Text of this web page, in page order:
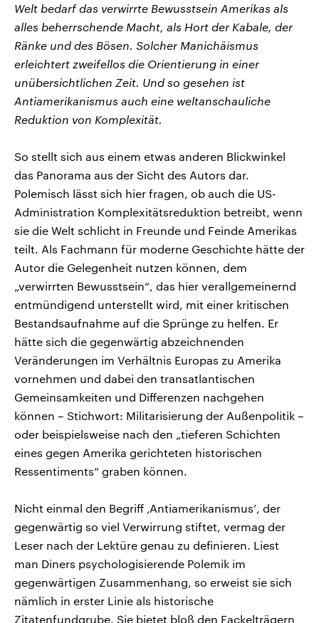
Welt bedarf das verwirrte Bewusstsein Amerikas als
alles beherrschende Macht, als Hort der Kabale, der
Ränke und des Bösen. Solcher Manichäismus
erleichtert zweifellos die Orientierung in einer
unübersichtlichen Zeit. Und so gesehen ist
Antiamerikanismus auch eine weltanschauliche
Reduktion von Komplexität.
So stellt sich aus einem etwas anderen Blickwinkel
das Panorama aus der Sicht des Autors dar.
Polemisch lässt sich hier fragen, ob auch die US-
Administration Komplexitätsreduktion betreibt, wenn
sie die Welt schlicht in Freunde und Feinde Amerikas
teilt. Als Fachmann für moderne Geschichte hätte der
Autor die Gelegenheit nutzen können, dem
„verwirrten Bewusstsein“, das hier verallgemeinernd
entmündigend unterstellt wird, mit einer kritischen
Bestandsaufnahme auf die Sprünge zu helfen. Er
hätte sich die gegenwärtig abzeichnenden
Veränderungen im Verhältnis Europas zu Amerika
vornehmen und dabei den transatlantischen
Gemeinsamkeiten und Differenzen nachgehen
können – Stichwort: Militarisierung der Außenpolitik –
oder beispielsweise nach den „tieferen Schichten
eines gegen Amerika gerichteten historischen
Ressentiments“ graben können.
Nicht einmal den Begriff ‚Antiamerikanismus’, der
gegenwärtig so viel Verwirrung stiftet, vermag der
Leser nach der Lektüre genau zu definieren. Liest
man Diners psychologisierende Polemik im
gegenwärtigen Zusammenhang, so erweist sie sich
nämlich in erster Linie als historische
Zitatenfundgrube. Sie bietet bloß den Fackelträgern